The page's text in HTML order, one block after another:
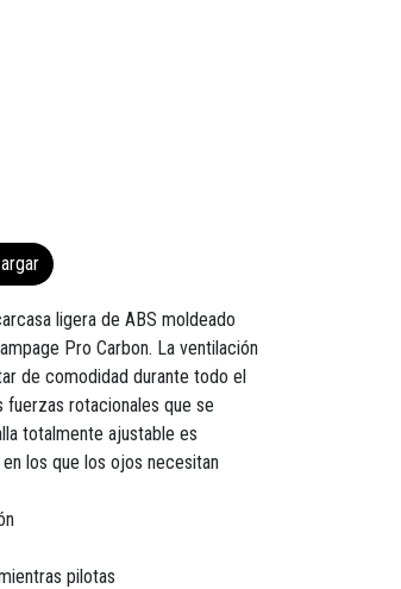
ligera de ABS moldeado
Pro Carbon. La ventilación
de comodidad durante todo el
rotacionales que se
totalmente ajustable es
los que los ojos necesitan
pilotas